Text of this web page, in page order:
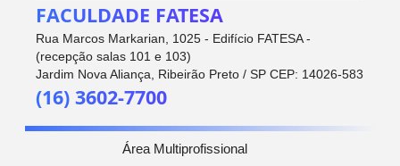
FACULDADE FATESA
Rua Marcos Markarian, 1025 - Edifício FATESA -
(recepção salas 101 e 103)
Jardim Nova Aliança, Ribeirão Preto / SP CEP: 14026-583
(16) 3602-7700
Área Multiprofissional